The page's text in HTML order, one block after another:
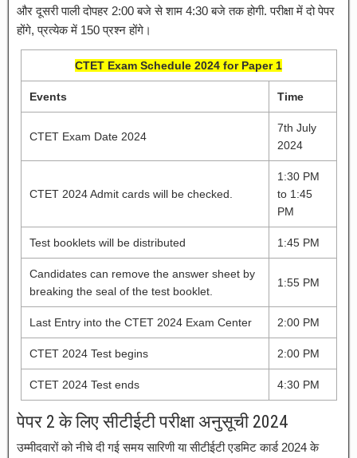
और दूसरी पाली दोपहर 2:00 बजे से शाम 4:30 बजे तक होगी. परीक्षा में दो पेपर
होंगे, प्रत्येक में 150 प्रश्न होंगे।
CTET Exam Schedule 2024 for Paper 1
Events Time
CTET Exam Date 2024
7th July
2024
CTET 2024 Admit cards will be checked.
1:30 PM
to 1:45
PM
Test booklets will be distributed 1:45 PM
Candidates can remove the answer sheet by
breaking the seal of the test booklet.
1:55 PM
Last Entry into the CTET 2024 Exam Center 2:00 PM
CTET 2024 Test begins 2:00 PM
CTET 2024 Test ends 4:30 PM
पेपर 2 के लिए सीटीईटी परीक्षा अनुसूची 2024
उम्मीदवारों को नीचे दी गई समय सारिणी या सीटीईटी एडमिट कार्ड 2024 के